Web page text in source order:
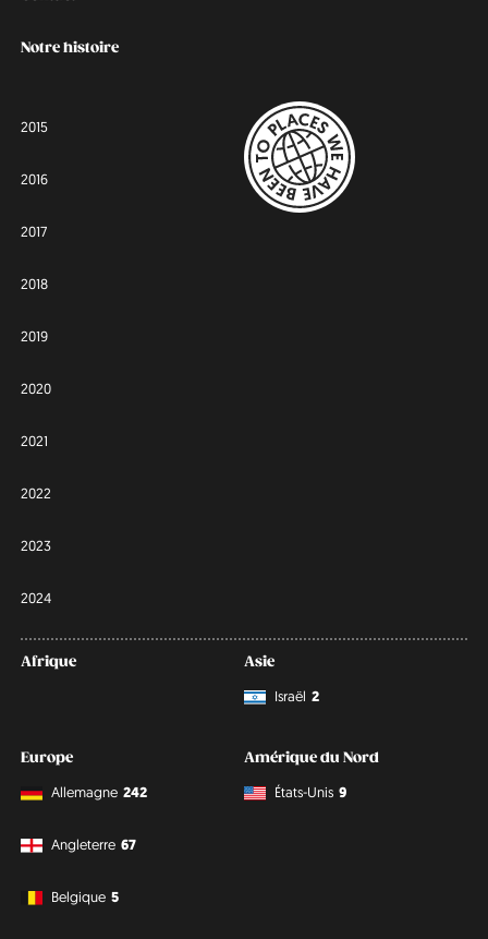
Notre histoire
2015
2016
2017
2018
2019
2020
2021
2022
2023
2024
Afrique
Asie
Israël 2
Europe
Allemagne 242
Angleterre 67
Belgique 5
Amérique du Nord
États-Unis 9